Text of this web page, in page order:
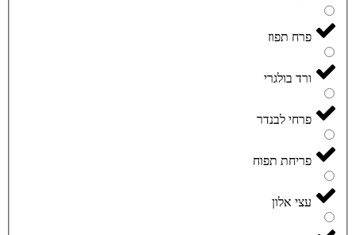
פרח תפוז
ורד בולגרי
פרחי לבנדר
פריחת תפוח
עצי אלון